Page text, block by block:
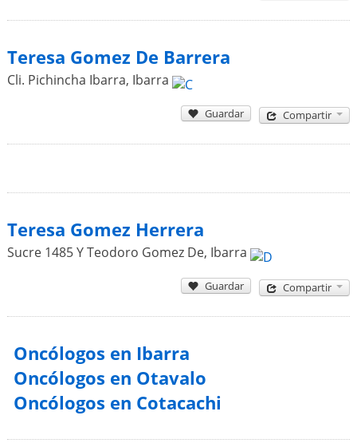
Teresa Gomez De Barrera
Cli. Pichincha Ibarra, Ibarra
Guardar Compartir
Teresa Gomez Herrera
Sucre 1485 Y Teodoro Gomez De, Ibarra
Guardar Compartir
Oncólogos en Ibarra
Oncólogos en Otavalo
Oncólogos en Cotacachi